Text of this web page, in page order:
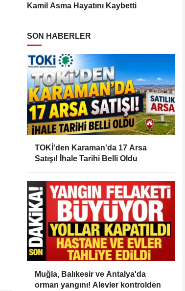
Kamil Asma Hayatını Kaybetti
SON HABERLER
TOKİ'den Karaman'da 17 Arsa
Satışı! İhale Tarihi Belli Oldu
Muğla, Balıkesir ve Antalya'da
orman yangını! Alevler kontrolden